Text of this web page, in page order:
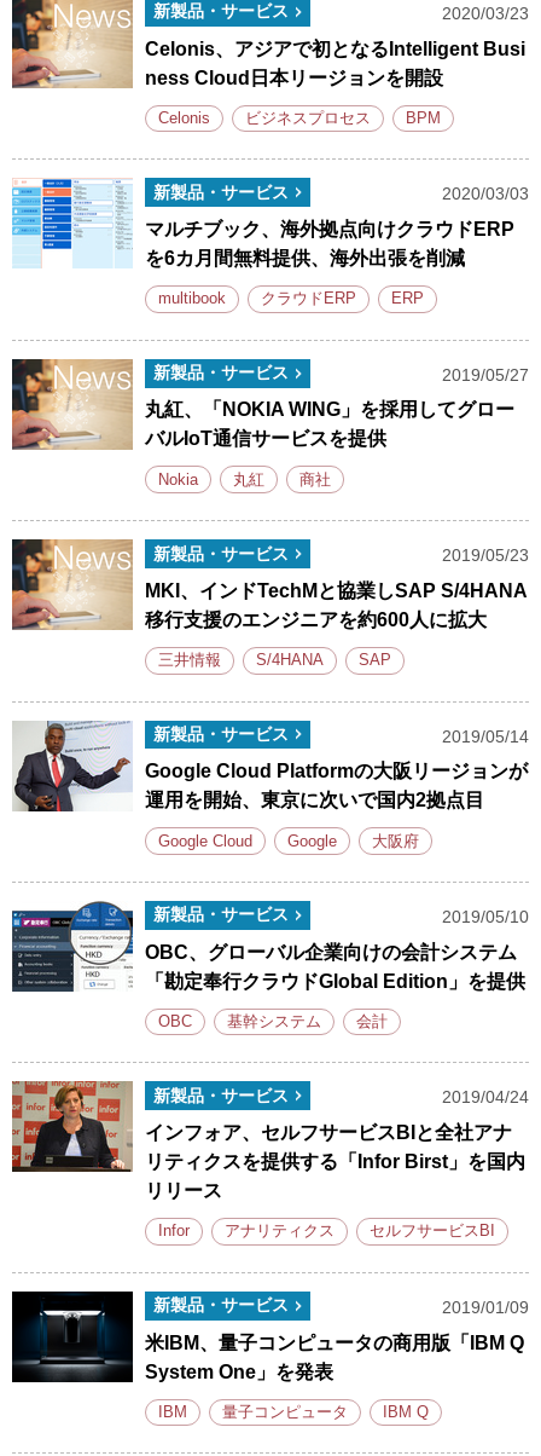
新製品・サービス 2020/03/23
Celonis、アジアで初となるIntelligent Busi
ness Cloud日本リージョンを開設
Celonis ビジネスプロセス BPM
新製品・サービス 2020/03/03
マルチブック、海外拠点向けクラウドERP
を6カ月間無料提供、海外出張を削減
multibook クラウドERP ERP
新製品・サービス 2019/05/27
丸紅、「NOKIA WING」を採用してグロー
バルIoT通信サービスを提供
Nokia 丸紅 商社
新製品・サービス 2019/05/23
MKI、インドTechMと協業しSAP S/4HANA
移行支援のエンジニアを約600人に拡大
三井情報 S/4HANA SAP
新製品・サービス 2019/05/14
Google Cloud Platformの大阪リージョンが
運用を開始、東京に次いで国内2拠点目
Google Cloud Google 大阪府
新製品・サービス 2019/05/10
OBC、グローバル企業向けの会計システム
「勘定奉行クラウドGlobal Edition」を提供
OBC 基幹システム 会計
新製品・サービス 2019/04/24
インフォア、セルフサービスBIと全社アナ
リティクスを提供する「Infor Birst」を国内
リリース
Infor アナリティクス セルフサービスBI
新製品・サービス 2019/01/09
米IBM、量子コンピュータの商用版「IBM Q
System One」を発表
IBM 量子コンピュータ IBM Q